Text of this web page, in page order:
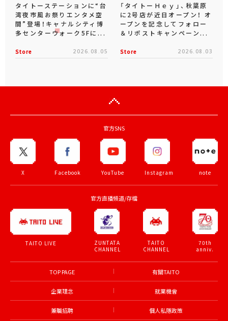
タイトーステーションに“台
湾夜市風お祭りエンタメ空
間”登場！キャナルシティ博
多センターウォーク5Fに...
Store 2026.08.05
「タイトーＨｅｙ」、秋葉原
に2号店が近日オープン！ オ
ープンを記念してフォロー
＆リポストキャンペーン...
Store 2026.08.03
官方SNS
X Facebook YouTube Instagram note
官方直播頻道/存檔
TAITO LIVE
ZUNTATA
CHANNEL
TAITO
CHANNEL
70th
anniv.
TOP PAGE 有關TAITO
企業理念 就業機會
兼職招聘 個人私隱政策